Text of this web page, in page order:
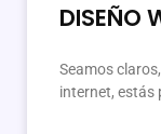
DISEÑO
Seamos
internet, estás